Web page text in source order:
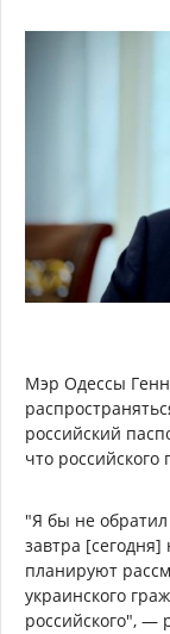
Мэр Одессы
российский
что российского
"Я бы не
завтра
планируют
украинского
российского", —